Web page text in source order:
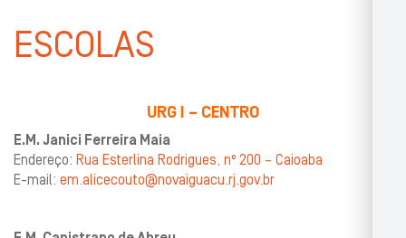
ESCOLAS
URG I – CENTRO
E.M. Janici Ferreira Maia
Endereço: Rua Esterlina Rodrigues, nº 200 – Caioaba
E-mail: em.alicecouto@novaiguacu.rj.gov.br